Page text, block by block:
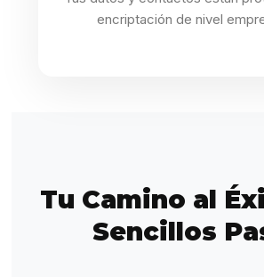
encriptación de nivel
Tu Camino al
Sencillos